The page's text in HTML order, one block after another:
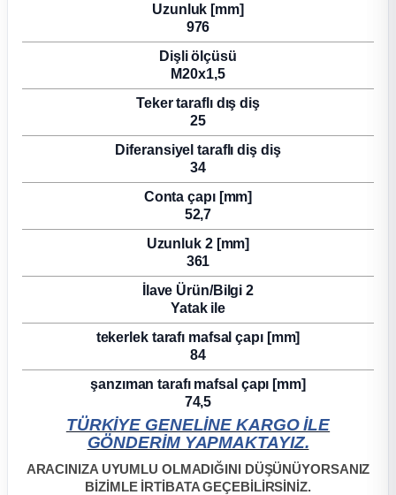
Parça
Parça
Uzunluk [mm]
976
Dişli ölçüsü
M20x1,5
Teker taraflı dış diş
25
Diferansiyel taraflı diş diş
34
Conta çapı [mm]
52,7
Uzunluk 2 [mm]
361
İlave Ürün/​Bilgi 2
Yatak ile
tekerlek tarafı mafsal çapı [mm]
84
şanzıman tarafı mafsal çapı [mm]
74,5
TÜRKİYE GENELİNE KARGO İLE
GÖNDERİM YAPMAKTAYIZ.
ARACINIZA UYUMLU OLMADIĞINI DÜŞÜNÜYORSANIZ
BİZİMLE İRTİBATA GEÇEBİLİRSİNİZ.